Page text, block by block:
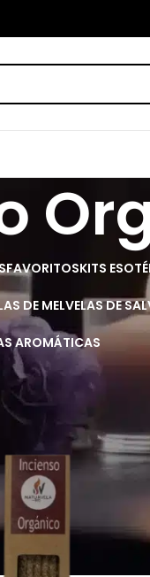
FAVORITOSKITS
DE MELVELAS DE SAL
AROMÁTICAS